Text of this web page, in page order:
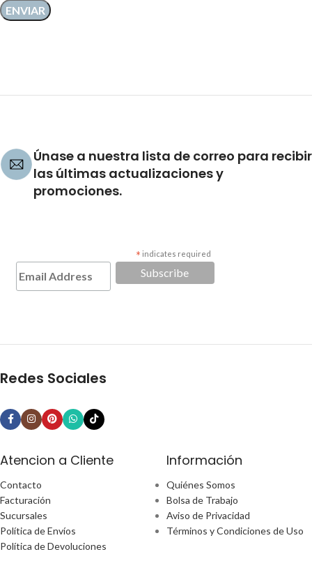
Únase a nuestra lista de correo para recibir
las últimas actualizaciones y
promociones.
* indicates required
Redes Sociales
Atencion a Cliente
Contacto
Facturación
Sucursales
Política de Envíos
Política de Devoluciones
Información
Quiénes Somos
Bolsa de Trabajo
Aviso de Privacidad
Términos y Condiciones de Uso